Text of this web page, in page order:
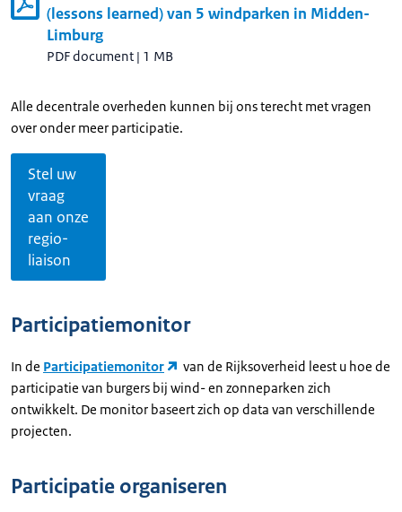
(lessons learned) van 5 windparken in Midden-
Limburg
PDF document | 1 MB
Alle decentrale overheden kunnen bij ons terecht met vragen
over onder meer participatie.
Stel uw
vraag
aan onze
regio-
liaison
Participatiemonitor
In de Participatiemonitor
van de Rijksoverheid leest u hoe de
participatie van burgers bij wind- en zonneparken zich
ontwikkelt. De monitor baseert zich op data van verschillende
projecten.
Participatie organiseren